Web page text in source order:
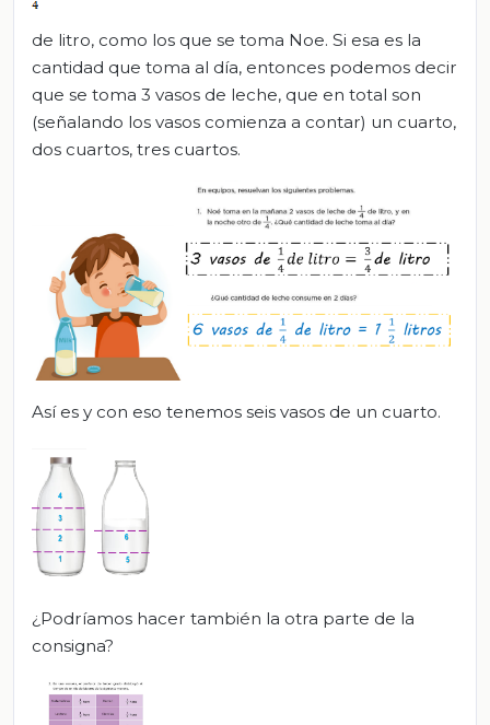
de litro, como los que se toma Noe. Si esa es la
cantidad que toma al día, entonces podemos decir
que se toma 3 vasos de leche, que en total son
(señalando los vasos comienza a contar) un cuarto,
dos cuartos, tres cuartos.
Así es y con eso tenemos seis vasos de un cuarto.
¿Podríamos hacer también la otra parte de la
consigna?